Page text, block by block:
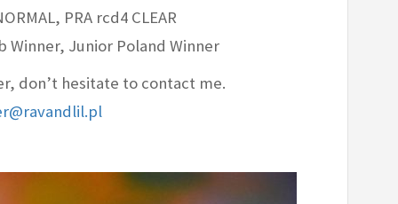
PRA rcd4 CLEAR
Winner, Junior Poland Winner
don’t hesitate to contact me.